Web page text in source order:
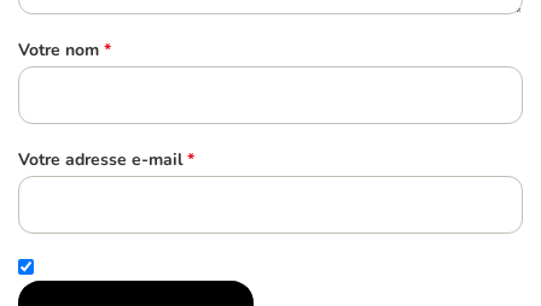
Votre nom *
Votre adresse e-mail *